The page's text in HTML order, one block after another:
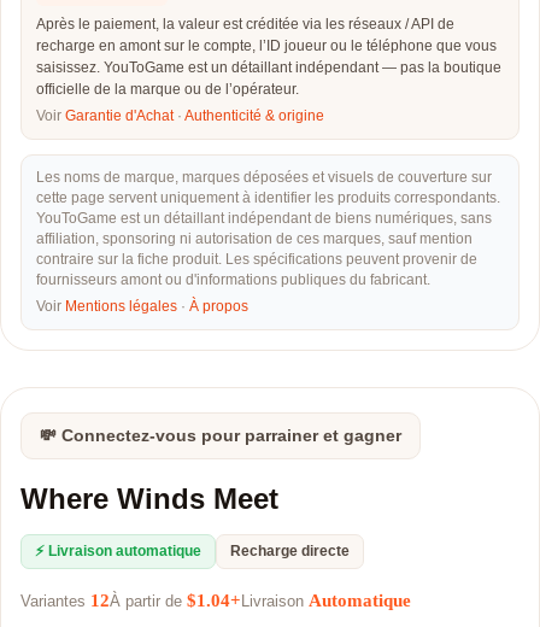
Après le paiement, la valeur est créditée via les réseaux / API de
recharge en amont sur le compte, l’ID joueur ou le téléphone que vous
saisissez. YouToGame est un détaillant indépendant — pas la boutique
officielle de la marque ou de l’opérateur.
Voir Garantie d'Achat· Authenticité & origine
Les noms de marque, marques déposées et visuels de couverture sur
cette page servent uniquement à identifier les produits correspondants.
YouToGame est un détaillant indépendant de biens numériques, sans
affiliation, sponsoring ni autorisation de ces marques, sauf mention
contraire sur la fiche produit. Les spécifications peuvent provenir de
fournisseurs amont ou d'informations publiques du fabricant.
Voir Mentions légales · À propos
💸 Connectez-vous pour parrainer et gagner
Where Winds Meet
⚡ Livraison automatique Recharge directe
Variantes 12À partir de $1.04+ Livraison Automatique